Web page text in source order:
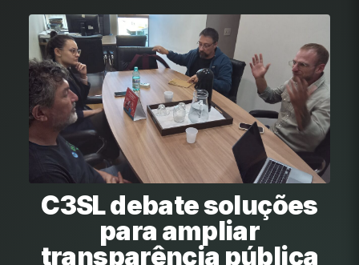
C3SL debate soluções
para ampliar
transparência pública